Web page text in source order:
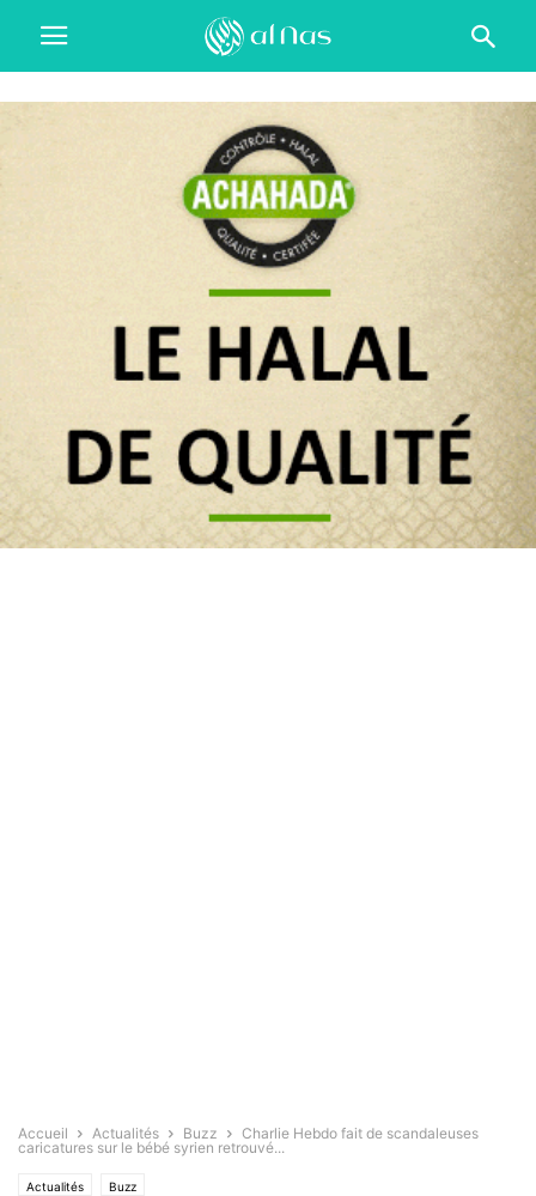
Accueil Actualités Buzz
Charlie Hebdo fait de scandaleuses
caricatures sur le bébé syrien retrouvé...
Actualités Buzz